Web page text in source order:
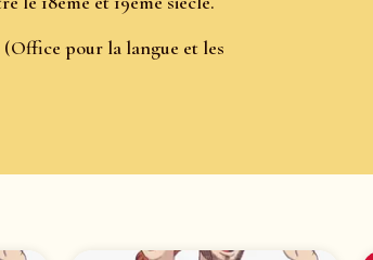
pour la langue et les